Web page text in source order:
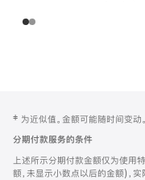
页
页
脚
注
‡ 为近似值。金额可能随时间变动。
分期付款服务的条件
上述所示分期付款金额仅为使用
额，未显示小数点以后的金额)，